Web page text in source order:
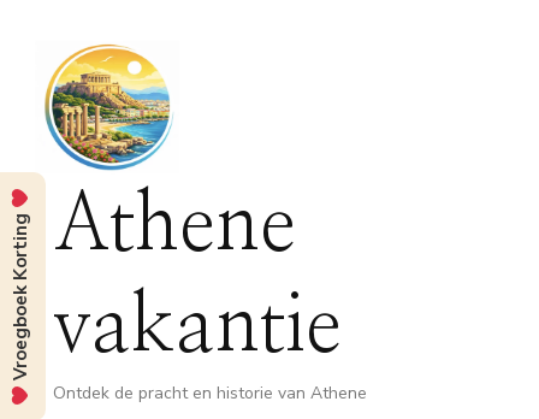
Athene
vakantie
Ontdek de pracht en historie van Athene
Vroegboek Korting